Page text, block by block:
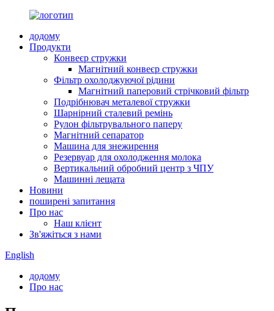
додому
Продукти
Конвеєр стружки
Магнітний конвеєр стружки
Фільтр охолоджуючої рідини
Магнітний паперовий стрічковий фільтр
Подрібнювач металевої стружки
Шарнірний сталевий ремінь
Рулон фільтрувального паперу
Магнітний сепаратор
Машина для знежирення
Резервуар для охолодження молока
Вертикальний обробний центр з ЧПУ
Машинні лещата
Новини
поширені запитання
Про нас
Наш клієнт
Зв'яжіться з нами
English
додому
Про нас